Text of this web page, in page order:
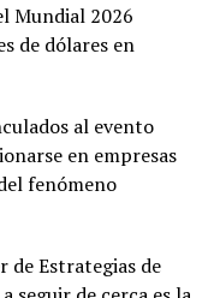
Mundial 2026
de dólares en
al evento
en empresas
fenómeno
de Estrategias de